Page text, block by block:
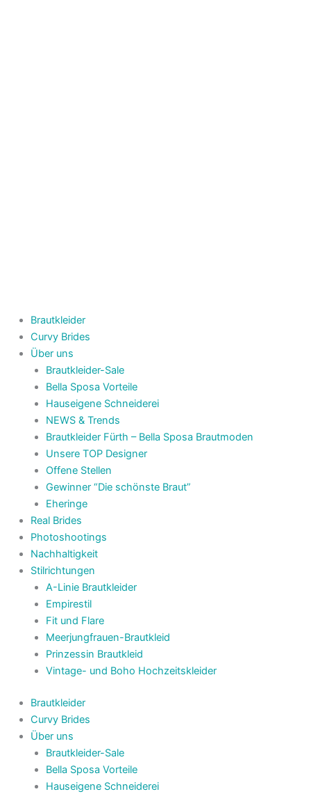
Brautkleider
Curvy Brides
Über uns
Brautkleider-Sale
Bella Sposa Vorteile
Hauseigene Schneiderei
NEWS & Trends
Brautkleider Fürth – Bella Sposa Brautmoden
Unsere TOP Designer
Offene Stellen
Gewinner “Die schönste Braut”
Eheringe
Real Brides
Photoshootings
Nachhaltigkeit
Stilrichtungen
A-Linie Brautkleider
Empirestil
Fit und Flare
Meerjungfrauen-Brautkleid
Prinzessin Brautkleid
Vintage- und Boho Hochzeitskleider
Brautkleider
Curvy Brides
Über uns
Brautkleider-Sale
Bella Sposa Vorteile
Hauseigene Schneiderei